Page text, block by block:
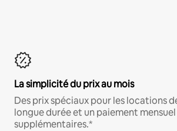
La simplicité du prix au mois
Des prix spéciaux pour les locations
longue durée et un paiement
supplémentaires.*